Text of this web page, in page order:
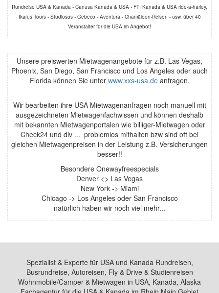
Rundreise USA & Kanada - Canusa Kanada & USA - FTI Kanada & USA ride-a-harley,
Ikarus Tours - Studiosus - Gebeco - Aventura - Chamäleon-Reisen - usw. über 40
Veranstalter für die USA im Angebot!
Unsere preiswerten Mietwagenangebote für z.B. Las Vegas,
Phoenix, San Diego, San Francisco und Los Angeles oder auch
Florida können Sie unter www.xxs-usa.deanfragen.
Wir bearbeiten ihre USA Mietwagenanfragen noch manuell mit
ausgezeichneten Mietwagenfachwissen und können deshalb
mit bekannten Mietwagenportalen wie billiger-Mietwagen oder
Check24 und div ... problemlos mithalten bzw sind oft bei
gleichen Mietwagenpreisen in der Leistung z.B. Versicherungen
besser!!
Besondere Onewayfreespecials
Denver <> Las Vegas
New York -> Miami
Chicago -> Los Angeles oder San Francisco
natürlich haben wir noch viel mehr...
Spezialist & Experte für USA und Kanada Rundreisen,
Busrundreise, Autoreisen, Fly & Drive & Studienreisen
Wohnmobile/Camper & Mietwagen in USA, Kanada, Alaska